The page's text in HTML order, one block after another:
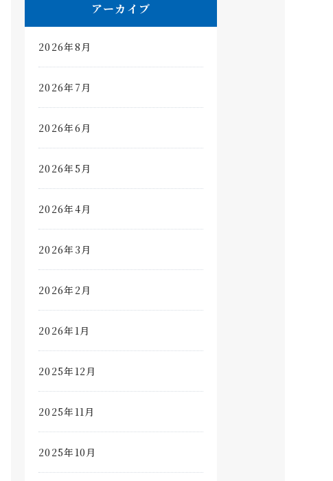
アーカイブ
2026年8月
2026年7月
2026年6月
2026年5月
2026年4月
2026年3月
2026年2月
2026年1月
2025年12月
2025年11月
2025年10月